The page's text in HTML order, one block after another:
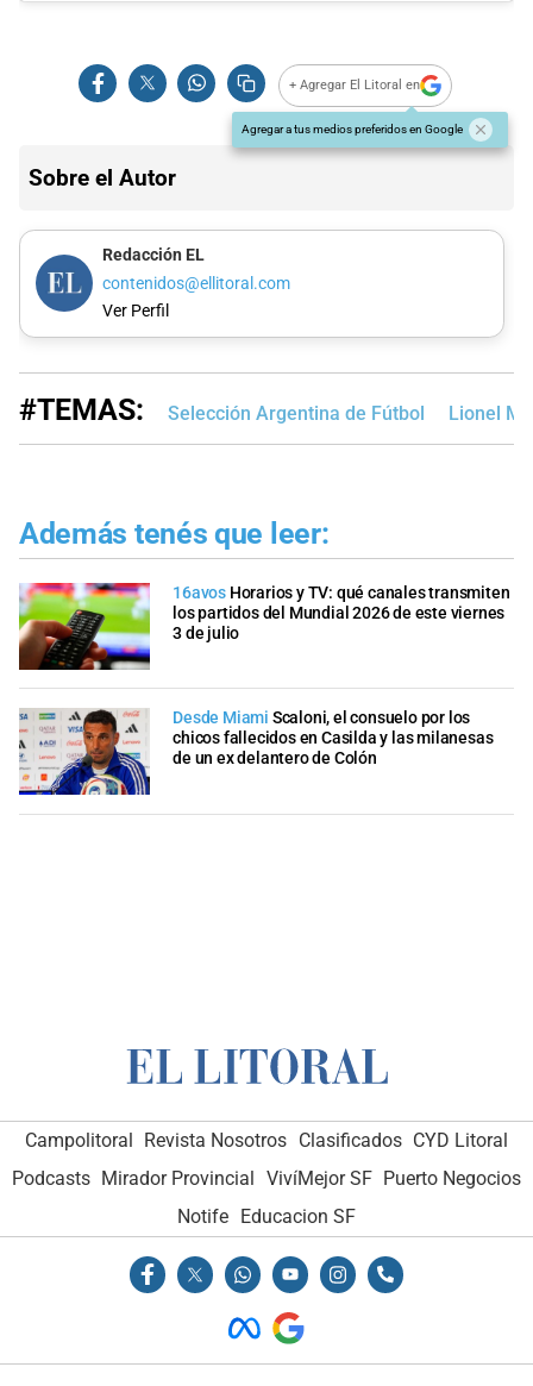
+ Agregar El Litoral en
Agregar a tus medios preferidos en Google
Sobre el Autor
Redacción EL
contenidos@ellitoral.com
Ver Perfil
#TEMAS: Selección Argentina de Fútbol Lionel
Además tenés que leer:
16avos Horarios y TV: qué canales transmiten
los partidos del Mundial 2026 de este viernes
3 de julio
Desde Miami Scaloni, el consuelo por los
chicos fallecidos en Casilda y las milanesas
de un ex delantero de Colón
Campolitoral Revista Nosotros Clasificados CYD Litoral
Podcasts Mirador Provincial VivíMejor SF Puerto Negocios
Notife
Educacion SF